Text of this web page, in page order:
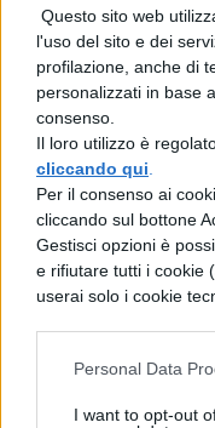
Questo sito web
l'uso del sito e dei
profilazione, anche di
personalizzati in base
consenso.
Il loro utilizzo è
cliccando qui
Per il consenso ai
cliccando sul bottone
Gestisci opzioni è
e rifiutare tutti i cookie
userai solo i cookie
Personal Data
I want to opt-out
capace di
almeno tre